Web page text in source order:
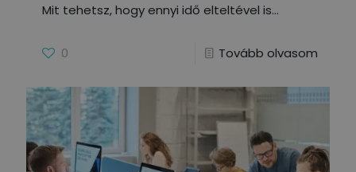
Mit tehetsz, hogy ennyi idő elteltével is
0 Tovább olvasom